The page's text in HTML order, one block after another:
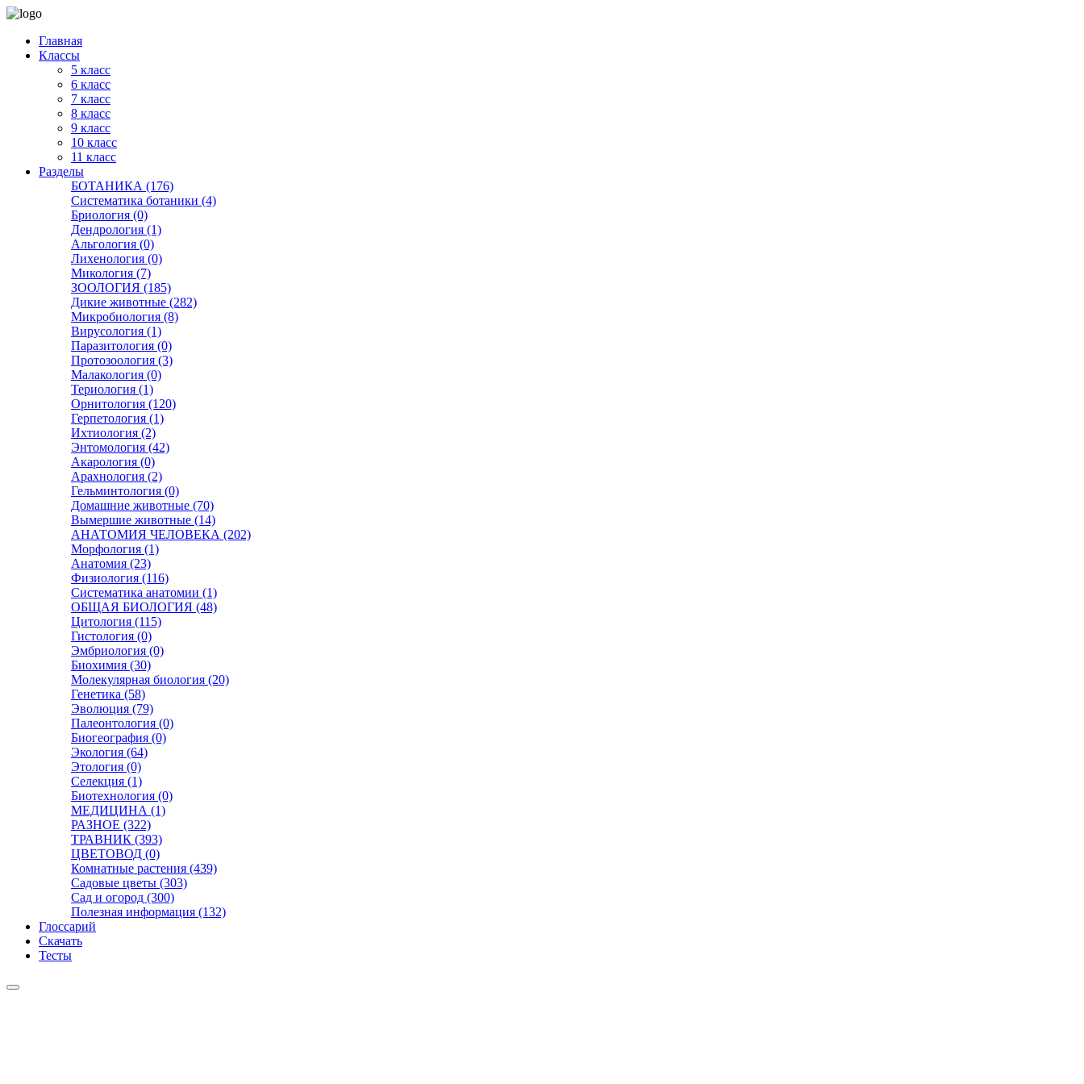
Главная
Классы
5 класс
6 класс
7 класс
8 класс
9 класс
10 класс
11 класс
Разделы
БОТАНИКА (176)
Систематика ботаники (4)
Бриология (0)
Дендрология (1)
Альгология (0)
Лихенология (0)
Микология (7)
ЗООЛОГИЯ (185)
Дикие животные (282)
Микробиология (8)
Вирусология (1)
Паразитология (0)
Протозоология (3)
Малакология (0)
Териология (1)
Орнитология (120)
Герпетология (1)
Ихтиология (2)
Энтомология (42)
Акарология (0)
Арахнология (2)
Гельминтология (0)
Домашние животные (70)
Вымершие животные (14)
АНАТОМИЯ ЧЕЛОВЕКА (202)
Морфология (1)
Анатомия (23)
Физиология (116)
Систематика анатомии (1)
ОБЩАЯ БИОЛОГИЯ (48)
Цитология (115)
Гистология (0)
Эмбриология (0)
Биохимия (30)
Молекулярная биология (20)
Генетика (58)
Эволюция (79)
Палеонтология (0)
Биогеография (0)
Экология (64)
Этология (0)
Селекция (1)
Биотехнология (0)
МЕДИЦИНА (1)
РАЗНОЕ (322)
ТРАВНИК (393)
ЦВЕТОВОД (0)
Комнатные растения (439)
Садовые цветы (303)
Сад и огород (300)
Полезная информация (132)
Глоссарий
Скачать
Тесты